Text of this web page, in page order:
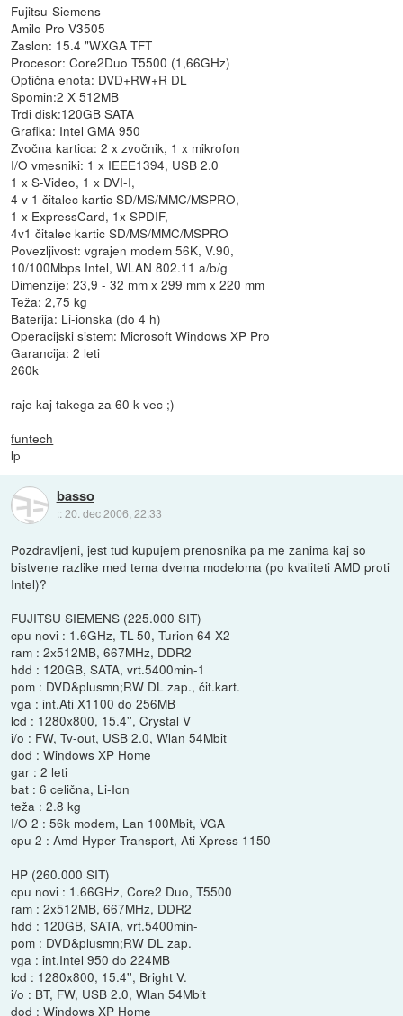
Fujitsu-Siemens
Amilo Pro V3505
Zaslon: 15.4 "WXGA TFT
Procesor: Core2Duo T5500 (1,66GHz)
Optična enota: DVD+RW+R DL
Spomin:2 X 512MB
Trdi disk:120GB SATA
Grafika: Intel GMA 950
Zvočna kartica: 2 x zvočnik, 1 x mikrofon
I/O vmesniki: 1 x IEEE1394, USB 2.0
1 x S-Video, 1 x DVI-I,
4 v 1 čitalec kartic SD/MS/MMC/MSPRO,
1 x ExpressCard, 1x SPDIF,
4v1 čitalec kartic SD/MS/MMC/MSPRO
Povezljivost: vgrajen modem 56K, V.90,
10/100Mbps Intel, WLAN 802.11 a/b/g
Dimenzije: 23,9 - 32 mm x 299 mm x 220 mm
Teža: 2,75 kg
Baterija: Li-ionska (do 4 h)
Operacijski sistem: Microsoft Windows XP Pro
Garancija: 2 leti
260k
raje kaj takega za 60 k vec ;)
funtech
lp
basso
::20. dec 2006, 22:33
Pozdravljeni, jest tud kupujem prenosnika pa me zanima kaj so
bistvene razlike med tema dvema modeloma (po kvaliteti AMD proti
Intel)?
FUJITSU SIEMENS (225.000 SIT)
cpu novi : 1.6GHz, TL-50, Turion 64 X2
ram : 2x512MB, 667MHz, DDR2
hdd : 120GB, SATA, vrt.5400min-1
pom : DVD&plusmn;RW DL zap., čit.kart.
vga : int.Ati X1100 do 256MB
lcd : 1280x800, 15.4'', Crystal V
i/o : FW, Tv-out, USB 2.0, Wlan 54Mbit
dod : Windows XP Home
gar : 2 leti
bat : 6 celična, Li-Ion
teža : 2.8 kg
I/O 2 : 56k modem, Lan 100Mbit, VGA
cpu 2 : Amd Hyper Transport, Ati Xpress 1150
HP (260.000 SIT)
cpu novi : 1.66GHz, Core2 Duo, T5500
ram : 2x512MB, 667MHz, DDR2
hdd : 120GB, SATA, vrt.5400min-
pom : DVD&plusmn;RW DL zap.
vga : int.Intel 950 do 224MB
lcd : 1280x800, 15.4'', Bright V.
i/o : BT, FW, USB 2.0, Wlan 54Mbit
dod : Windows XP Home